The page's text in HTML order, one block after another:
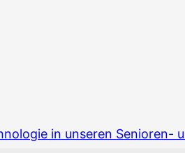
in unseren Senioren-